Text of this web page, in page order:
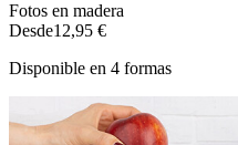
Fotos en madera
Desde12,95 €
Disponible en 4 formas